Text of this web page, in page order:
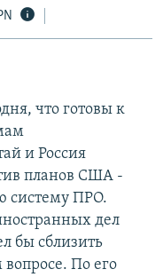
что готовы к
и Россия
планов США -
систему ПРО.
дел
бы сблизить
По его